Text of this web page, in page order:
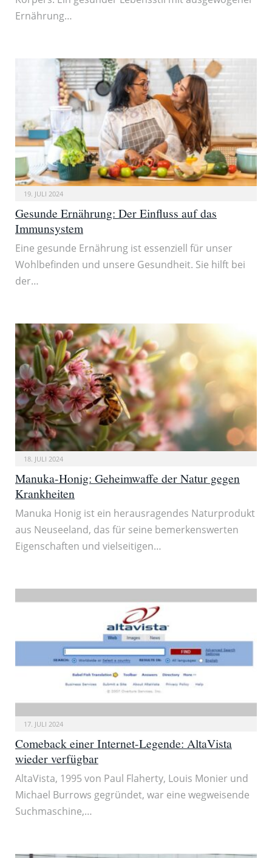
Ernährung…
19. JULI 2024
Gesunde Ernährung: Der Einfluss auf das
Immunsystem
Eine gesunde Ernährung ist essenziell für unser
Wohlbefinden und unsere Gesundheit. Sie hilft bei
der…
18. JULI 2024
Manuka-Honig: Geheimwaffe der Natur gegen
Krankheiten
Manuka Honig ist ein herausragendes Naturprodukt
aus Neuseeland, das für seine bemerkenswerten
Eigenschaften und vielseitigen…
17. JULI 2024
Comeback einer Internet-Legende: AltaVista
wieder verfügbar
AltaVista, 1995 von Paul Flaherty, Louis Monier und
Michael Burrows gegründet, war eine wegweisende
Suchmaschine,…